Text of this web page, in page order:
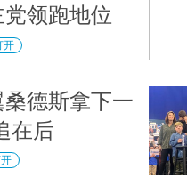
领跑地位
开
德斯拿下一
在后